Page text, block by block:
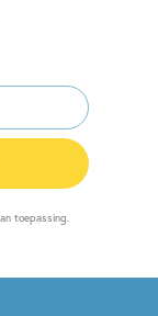
toepassing.